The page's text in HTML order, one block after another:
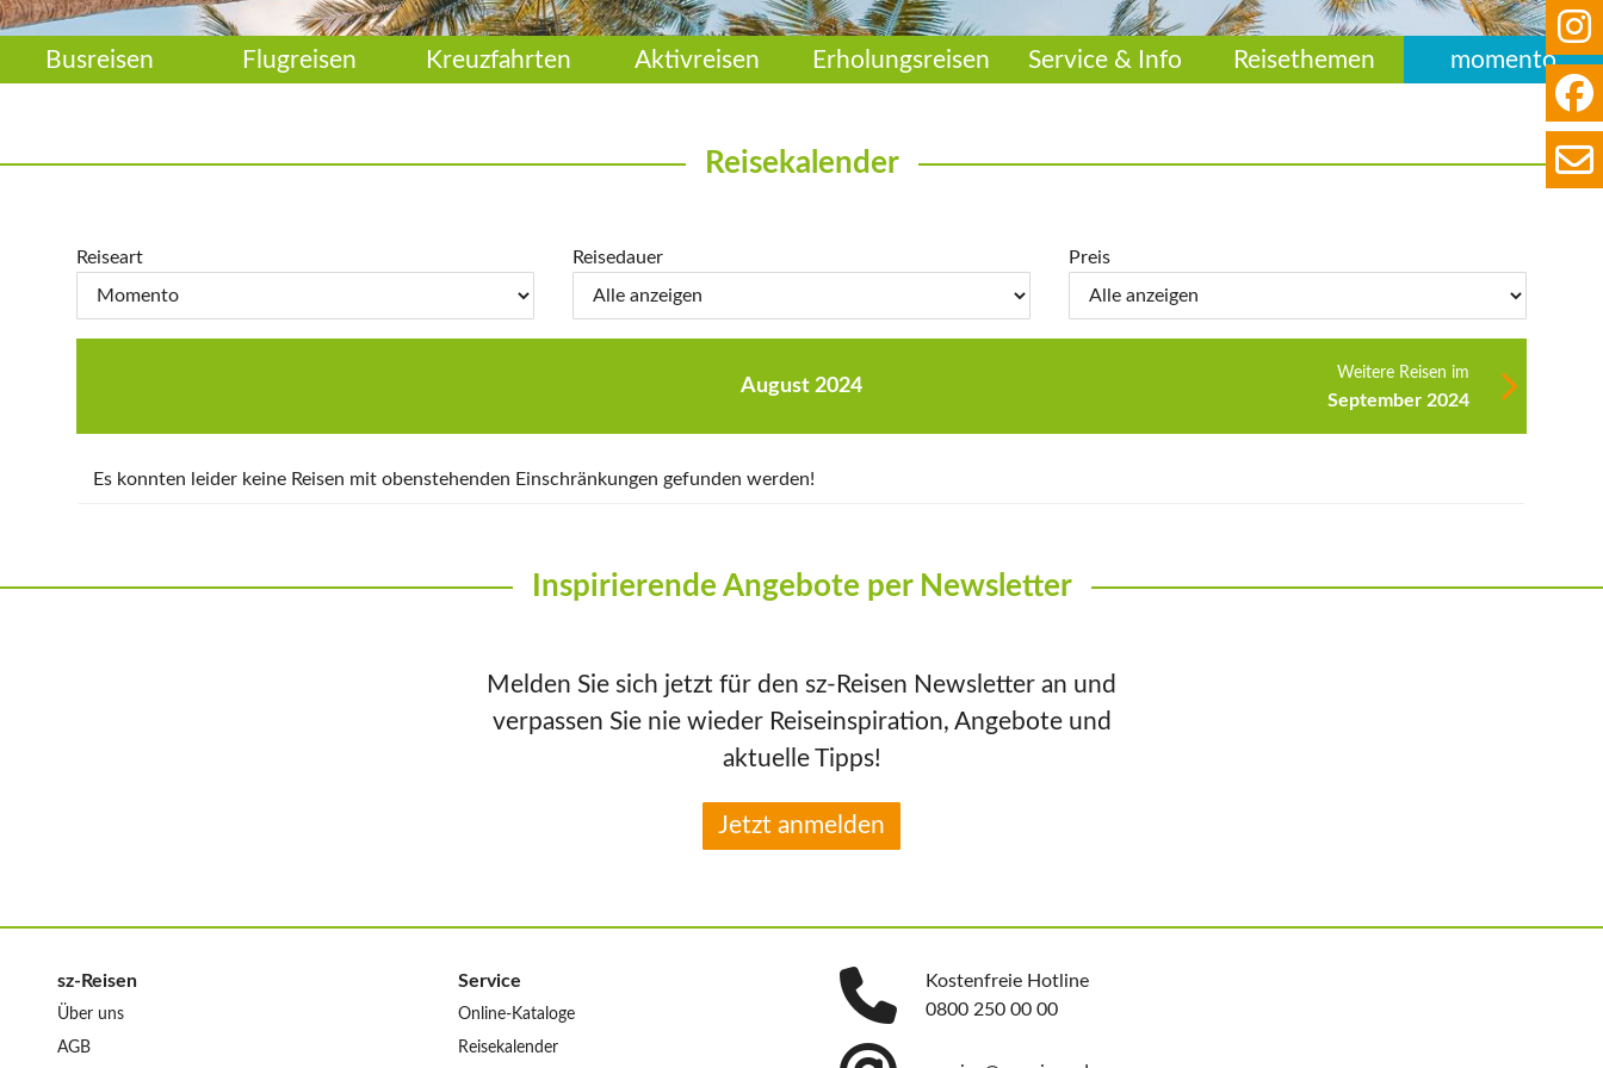
Busreisen Flugreisen Kreuzfahrten Aktivreisen Erholungsreisen Service & Info Reisethemen momento
Reisekalender
Reiseart Reisedauer Preis
August 2024
Weitere Reisen im
September 2024
Es konnten leider keine Reisen mit obenstehenden Einschränkungen gefunden werden!
Inspirierende Angebote per Newsletter
Melden Sie sich jetzt für den sz-Reisen Newsletter an und
verpassen Sie nie wieder Reiseinspiration, Angebote und
aktuelle Tipps!
Jetzt anmelden
sz-Reisen
Über uns
AGB
Service
Online-Kataloge
Reisekalender
Kostenfreie Hotline
0800 250 00 00